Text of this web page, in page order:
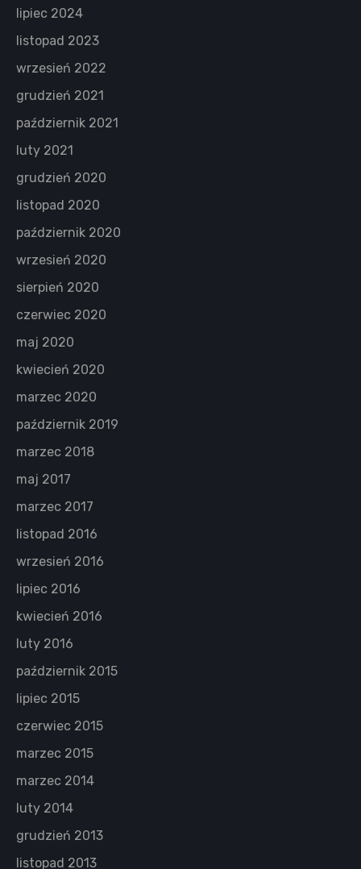
lipiec 2024
listopad 2023
wrzesień 2022
grudzień 2021
październik 2021
luty 2021
grudzień 2020
listopad 2020
październik 2020
wrzesień 2020
sierpień 2020
czerwiec 2020
maj 2020
kwiecień 2020
marzec 2020
październik 2019
marzec 2018
maj 2017
marzec 2017
listopad 2016
wrzesień 2016
lipiec 2016
kwiecień 2016
luty 2016
październik 2015
lipiec 2015
czerwiec 2015
marzec 2015
marzec 2014
luty 2014
grudzień 2013
listopad 2013